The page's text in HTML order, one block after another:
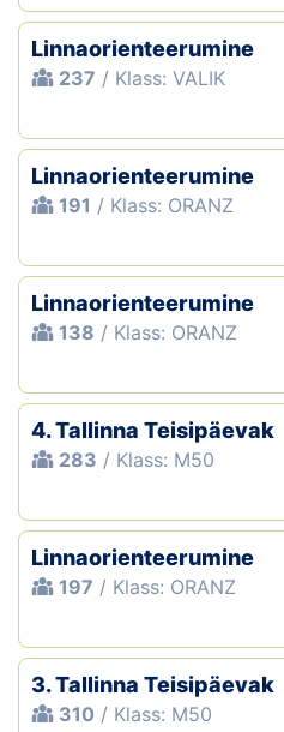
Linnaorienteerumine
237 / Klass: VALIK
Linnaorienteerumine
191 / Klass: ORANZ
Linnaorienteerumine
138 / Klass: ORANZ
4. Tallinna Teisipäevak
283 / Klass: M50
Linnaorienteerumine
197 / Klass: ORANZ
3. Tallinna Teisipäevak
310 / Klass: M50